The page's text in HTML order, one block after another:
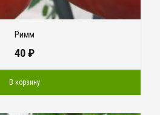
Римм
40₽
В корзину